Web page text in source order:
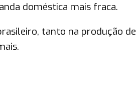
doméstica mais fraca.
tanto na produção de